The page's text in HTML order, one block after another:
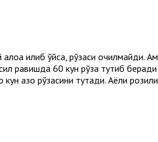
қилиб қўйса, рўзаси
равишда 60 кун рўза тутиб
қазо рўзасини тутади. Аёли